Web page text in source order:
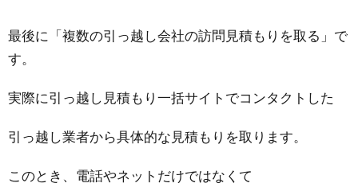
最後に「複数の引っ越し会社の訪問見積もりを取る」で
す。
実際に引っ越し見積もり一括サイトでコンタクトした
引っ越し業者から具体的な見積もりを取ります。
このとき、電話やネットだけではなくて